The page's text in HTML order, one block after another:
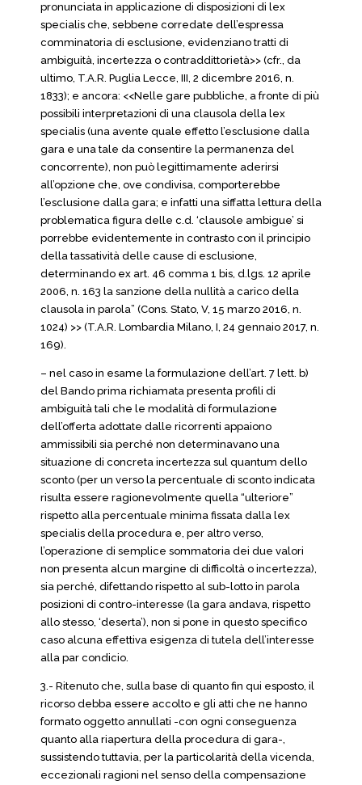
pronunciata in applicazione di disposizioni di lex
specialis che, sebbene corredate dell’espressa
comminatoria di esclusione, evidenziano tratti di
ambiguità, incertezza o contraddittorietà>> (cfr., da
ultimo, T.A.R. Puglia Lecce, III, 2 dicembre 2016, n.
1833); e ancora: <<Nelle gare pubbliche, a fronte di più
possibili interpretazioni di una clausola della lex
specialis (una avente quale effetto l’esclusione dalla
gara e una tale da consentire la permanenza del
concorrente), non può legittimamente aderirsi
all’opzione che, ove condivisa, comporterebbe
l’esclusione dalla gara; e infatti una siffatta lettura della
problematica figura delle c.d. ‘clausole ambigue’ si
porrebbe evidentemente in contrasto con il principio
della tassatività delle cause di esclusione,
determinando ex art. 46 comma 1 bis, d.lgs. 12 aprile
2006, n. 163 la sanzione della nullità a carico della
clausola in parola” (Cons. Stato, V, 15 marzo 2016, n.
1024) >> (T.A.R. Lombardia Milano, I, 24 gennaio 2017, n.
169).
– nel caso in esame la formulazione dell’art. 7 lett. b)
del Bando prima richiamata presenta profili di
ambiguità tali che le modalità di formulazione
dell’offerta adottate dalle ricorrenti appaiono
ammissibili sia perché non determinavano una
situazione di concreta incertezza sul quantum dello
sconto (per un verso la percentuale di sconto indicata
risulta essere ragionevolmente quella “ulteriore”
rispetto alla percentuale minima fissata dalla lex
specialis della procedura e, per altro verso,
l’operazione di semplice sommatoria dei due valori
non presenta alcun margine di difficoltà o incertezza),
sia perché, difettando rispetto al sub-lotto in parola
posizioni di contro-interesse (la gara andava, rispetto
allo stesso, ‘deserta’), non si pone in questo specifico
caso alcuna effettiva esigenza di tutela dell’interesse
alla par condicio.
3.- Ritenuto che, sulla base di quanto fin qui esposto, il
ricorso debba essere accolto e gli atti che ne hanno
formato oggetto annullati -con ogni conseguenza
quanto alla riapertura della procedura di gara-,
sussistendo tuttavia, per la particolarità della vicenda,
eccezionali ragioni nel senso della compensazione